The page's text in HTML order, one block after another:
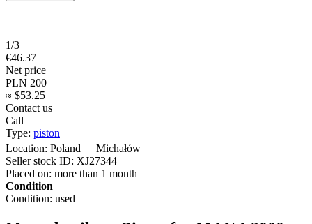
1/3
€46.37
Net price
PLN 200
≈ $53.25
Contact us
Call
Type: piston
Location: Poland
Michałów
Seller stock ID: XJ27344
Placed on: more than 1 month
Condition
Condition: used